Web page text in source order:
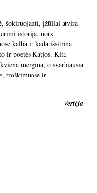
šokiruojanti, įžūliai atvira
istorija, nors
kalba ir kada išsitrina
ir poetės Katjos. Kita
mergina, o svarbiausia
troškimuose ir
Vertėja